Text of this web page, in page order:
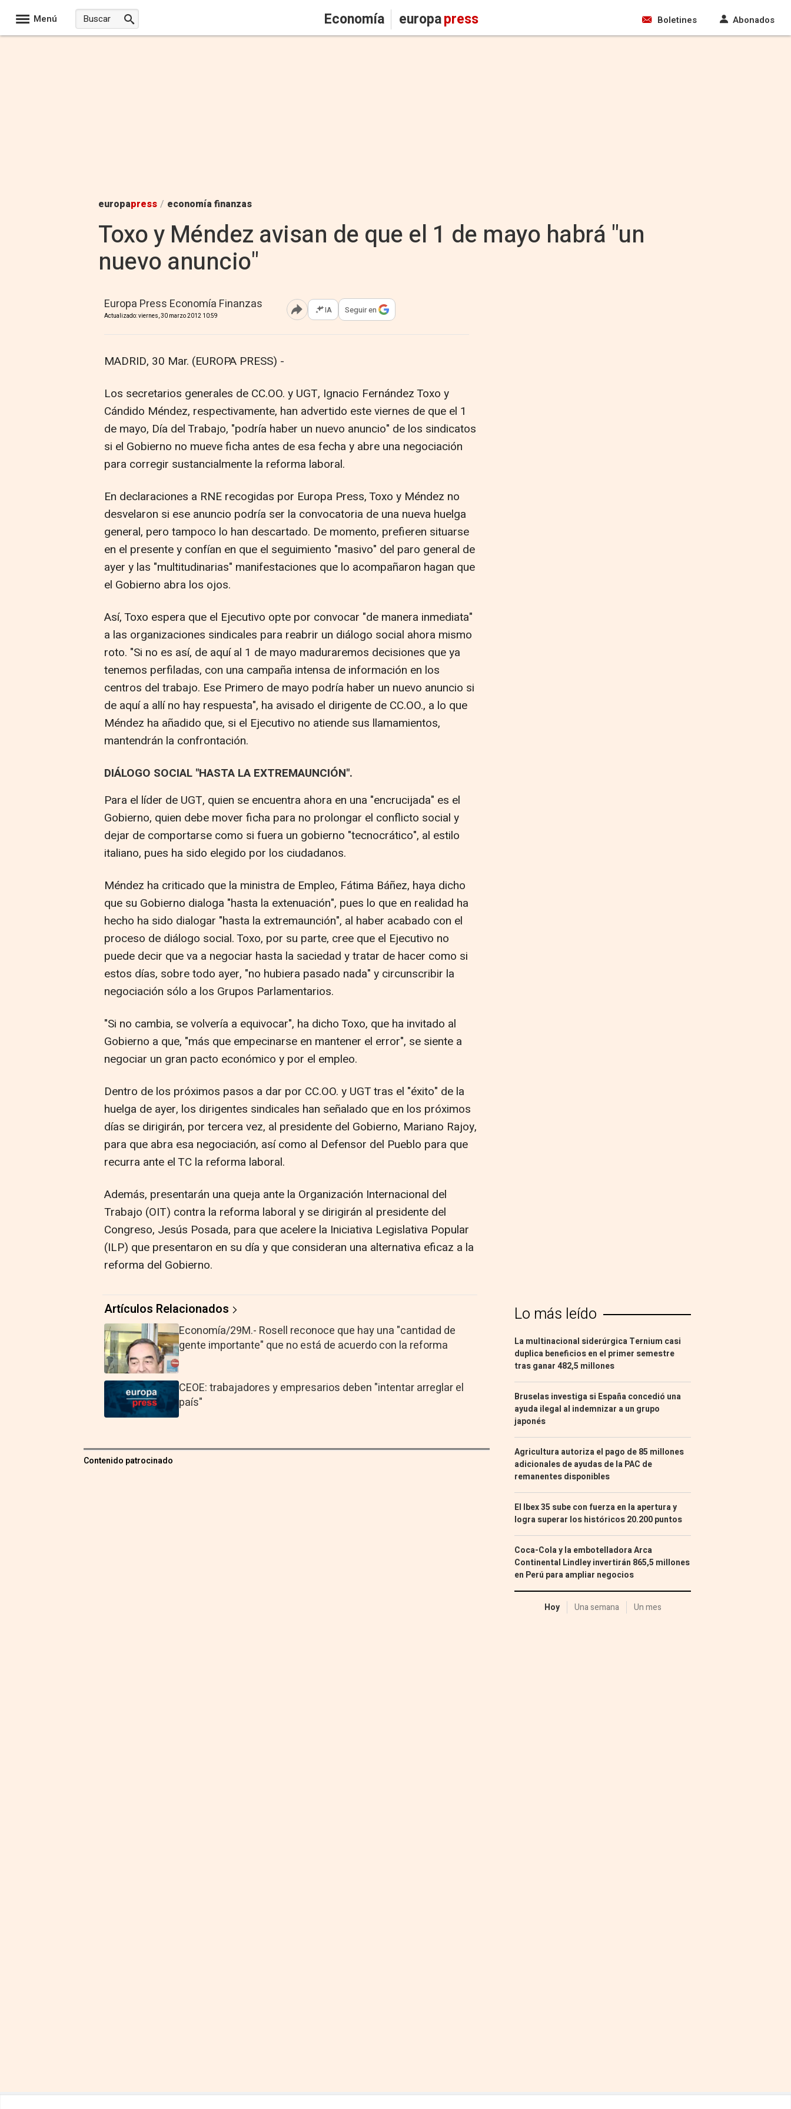
Menú Economía europapress Boletines Abonados
europapress / economía finanzas
Toxo y Méndez avisan de que el 1 de mayo habrá "un
nuevo anuncio"
Europa Press Economía Finanzas
Actualizado: viernes, 30 marzo 2012 10:59 Abrir opciones para compartir
IA Seguir en
MADRID, 30 Mar. (EUROPA PRESS) -
Los secretarios generales de CC.OO. y UGT, Ignacio Fernández Toxo y
Cándido Méndez, respectivamente, han advertido este viernes de que el 1
de mayo, Día del Trabajo, "podría haber un nuevo anuncio" de los sindicatos
si el Gobierno no mueve ficha antes de esa fecha y abre una negociación
para corregir sustancialmente la reforma laboral.
En declaraciones a RNE recogidas por Europa Press, Toxo y Méndez no
desvelaron si ese anuncio podría ser la convocatoria de una nueva huelga
general, pero tampoco lo han descartado. De momento, prefieren situarse
en el presente y confían en que el seguimiento "masivo" del paro general de
ayer y las "multitudinarias" manifestaciones que lo acompañaron hagan que
el Gobierno abra los ojos.
Así, Toxo espera que el Ejecutivo opte por convocar "de manera inmediata"
a las organizaciones sindicales para reabrir un diálogo social ahora mismo
roto. "Si no es así, de aquí al 1 de mayo maduraremos decisiones que ya
tenemos perfiladas, con una campaña intensa de información en los
centros del trabajo. Ese Primero de mayo podría haber un nuevo anuncio si
de aquí a allí no hay respuesta", ha avisado el dirigente de CC.OO., a lo que
Méndez ha añadido que, si el Ejecutivo no atiende sus llamamientos,
mantendrán la confrontación.
DIÁLOGO SOCIAL "HASTA LA EXTREMAUNCIÓN".
Para el líder de UGT, quien se encuentra ahora en una "encrucijada" es el
Gobierno, quien debe mover ficha para no prolongar el conflicto social y
dejar de comportarse como si fuera un gobierno "tecnocrático", al estilo
italiano, pues ha sido elegido por los ciudadanos.
Méndez ha criticado que la ministra de Empleo, Fátima Báñez, haya dicho
que su Gobierno dialoga "hasta la extenuación", pues lo que en realidad ha
hecho ha sido dialogar "hasta la extremaunción", al haber acabado con el
proceso de diálogo social. Toxo, por su parte, cree que el Ejecutivo no
puede decir que va a negociar hasta la saciedad y tratar de hacer como si
estos días, sobre todo ayer, "no hubiera pasado nada" y circunscribir la
negociación sólo a los Grupos Parlamentarios.
"Si no cambia, se volvería a equivocar", ha dicho Toxo, que ha invitado al
Gobierno a que, "más que empecinarse en mantener el error", se siente a
negociar un gran pacto económico y por el empleo.
Dentro de los próximos pasos a dar por CC.OO. y UGT tras el "éxito" de la
huelga de ayer, los dirigentes sindicales han señalado que en los próximos
días se dirigirán, por tercera vez, al presidente del Gobierno, Mariano Rajoy,
para que abra esa negociación, así como al Defensor del Pueblo para que
recurra ante el TC la reforma laboral.
Además, presentarán una queja ante la Organización Internacional del
Trabajo (OIT) contra la reforma laboral y se dirigirán al presidente del
Congreso, Jesús Posada, para que acelere la Iniciativa Legislativa Popular
(ILP) que presentaron en su día y que consideran una alternativa eficaz a la
reforma del Gobierno.
Artículos Relacionados
Economía/29M.- Rosell reconoce que hay una "cantidad de
gente importante" que no está de acuerdo con la reforma
CEOE: trabajadores y empresarios deben "intentar arreglar el
país"
Contenido patrocinado
Lo más leído
La multinacional siderúrgica Ternium casi
duplica beneficios en el primer semestre
tras ganar 482,5 millones
Bruselas investiga si España concedió una
ayuda ilegal al indemnizar a un grupo
japonés
Agricultura autoriza el pago de 85 millones
adicionales de ayudas de la PAC de
remanentes disponibles
El Ibex 35 sube con fuerza en la apertura y
logra superar los históricos 20.200 puntos
Coca-Cola y la embotelladora Arca
Continental Lindley invertirán 865,5 millones
en Perú para ampliar negocios
Hoy Una semana Un mes